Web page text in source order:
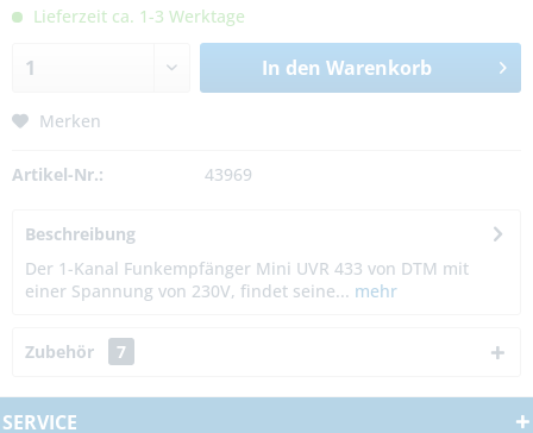
Lieferzeit ca. 1-3 Werktage
In den Warenkorb
Merken
Artikel-Nr.: 43969
Beschreibung
Der 1-Kanal Funkempfänger Mini UVR 433 von DTM mit
einer Spannung von 230V, findet seine... mehr
Zubehör 7
SERVICE